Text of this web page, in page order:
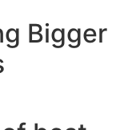
with
the